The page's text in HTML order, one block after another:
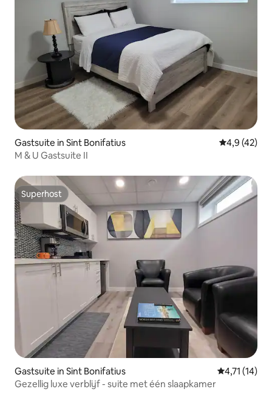
Gastsuite in Sint Bonifatius
4,9 (42)
M & U Gastsuite II
Superhost
Superhost
Gastsuite in Sint Bonifatius Gemiddelde
4,71 (14)
Gezellig luxe verblijf - suite met één slaapkamer